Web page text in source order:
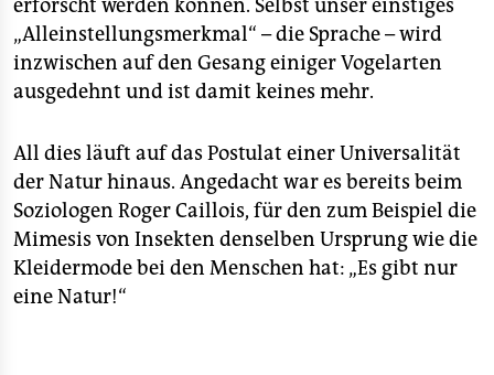
erforscht werden können. Selbst unser einstiges
„Alleinstellungsmerkmal“ – die Sprache – wird
inzwischen auf den Gesang einiger Vogelarten
ausgedehnt und ist damit keines mehr.
All dies läuft auf das Postulat einer Universalität
der Natur hinaus. Angedacht war es bereits beim
Soziologen Roger Caillois, für den zum Beispiel die
Mimesis von Insekten denselben Ursprung wie die
Kleidermode bei den Menschen hat: „Es gibt nur
eine Natur!“